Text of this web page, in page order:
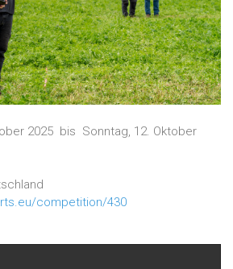
2025 bis Sonntag, 12. Oktober
competition/430